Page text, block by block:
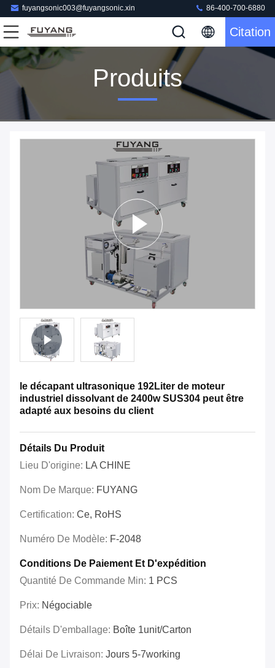
fuyangsonic003@fuyangsonic.xin 86-400-700-6880
Citation
Produits
le décapant ultrasonique 192Liter de moteur
industriel dissolvant de 2400w SUS304 peut être
adapté aux besoins du client
Détails Du Produit
Lieu D'origine: LA CHINE
Nom De Marque: FUYANG
Certification: Ce, RoHS
Numéro De Modèle: F-2048
Conditions De Paiement Et D'expédition
Quantité De Commande Min: 1 PCS
Prix: Négociable
Détails D'emballage: Boîte 1unit/carton
Délai De Livraison: Jours 5-7working